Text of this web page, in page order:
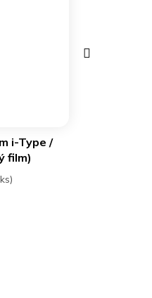
i-Type /
film)
produkt